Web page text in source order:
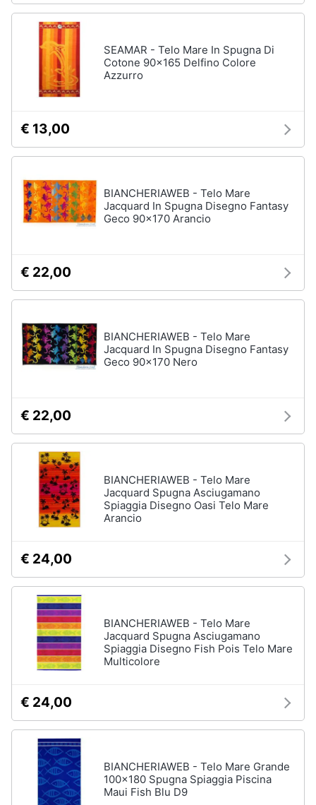
SEAMAR - Telo Mare In Spugna Di
Cotone 90x165 Delfino Colore
Azzurro
€ 13,00
BIANCHERIAWEB - Telo Mare
Jacquard In Spugna Disegno Fantasy
Geco 90x170 Arancio
€ 22,00
BIANCHERIAWEB - Telo Mare
Jacquard In Spugna Disegno Fantasy
Geco 90x170 Nero
€ 22,00
BIANCHERIAWEB - Telo Mare
Jacquard Spugna Asciugamano
Spiaggia Disegno Oasi Telo Mare
Arancio
€ 24,00
BIANCHERIAWEB - Telo Mare
Jacquard Spugna Asciugamano
Spiaggia Disegno Fish Pois Telo Mare
Multicolore
€ 24,00
BIANCHERIAWEB - Telo Mare Grande
100x180 Spugna Spiaggia Piscina
Maui Fish Blu D9